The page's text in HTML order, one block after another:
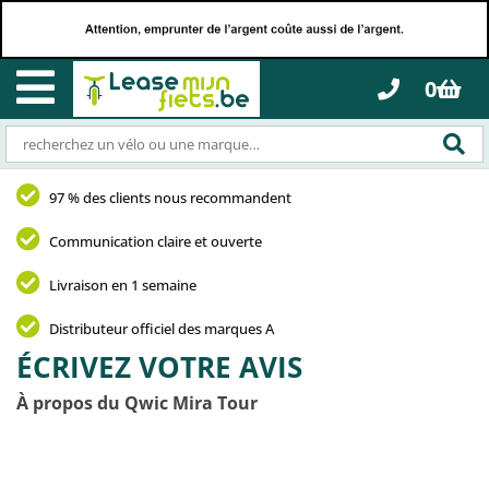
0
97 % des clients nous recommandent
Communication claire et ouverte
Livraison en 1 semaine
Distributeur officiel des marques A
ÉCRIVEZ VOTRE AVIS
À propos du Qwic Mira Tour